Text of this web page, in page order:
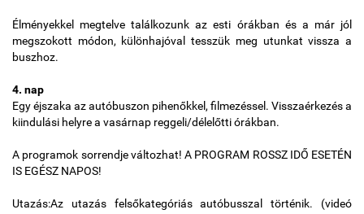
Élményekkel megtelve találkozunk az esti órákban és a már jól
megszokott módon, különhajóval tesszük meg utunkat vissza a
buszhoz.
4. nap
Egy éjszaka az autóbuszon pihenőkkel, filmezéssel. Visszaérkezés a
kiindulási helyre a vasárnap reggeli/délelőtti órákban.
A programok sorrendje változhat! A PROGRAM ROSSZ IDŐ ESETÉN
IS EGÉSZ NAPOS!
Utazás:Az utazás felsőkategóriás autóbusszal történik. (videó